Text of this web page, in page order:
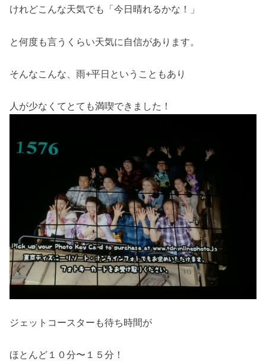
けれどこんな天気でも「今日晴れるかな！」
と何度も言うくらい天気に自信があります。
そんなこんな、雨+平日ということもあり
人が少なくてとても満喫できました！
ジェットコースターも待ち時間が
ほとんど１０分〜１５分！